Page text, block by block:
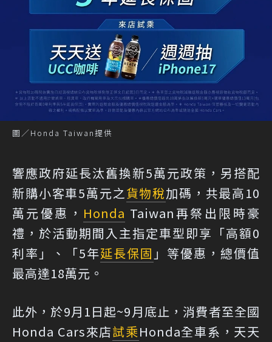
圖／Honda Taiwan提供
響應政府延長汰舊換新5萬元政策，另搭配
新購小客車5萬元之貨物稅加碼，共最高10
萬元優惠， Honda Taiwan再祭出限時豪
禮，於活動期間入主指定車型即享「高額0
利率」、「5年延長保固 」等優惠，總價值
最高達18萬元。
此外，於9月1日起~9月底止，消費者至全國
Honda Cars來店試乘Honda全車系，天天